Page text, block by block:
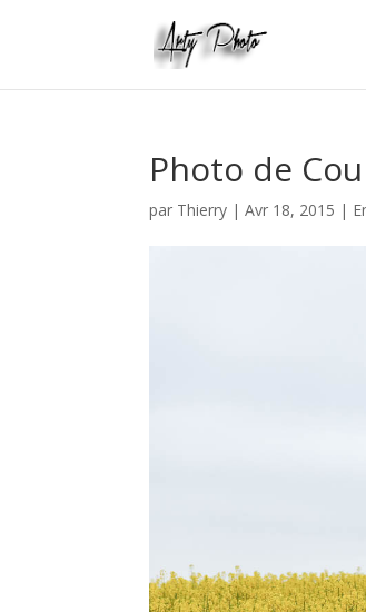
Photo de
par Thierry |Avr 18, 2015 |